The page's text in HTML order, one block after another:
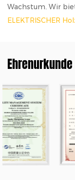
Wachstum. Wir
ELEKTRISCHER
Ehrenurkunde